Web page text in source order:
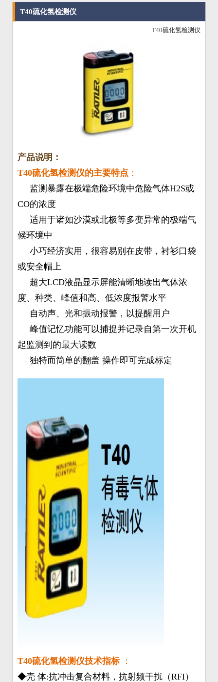
T40硫化氢检测仪
T40硫化氢检测仪
产品说明：
T40硫化氢检测仪的主要特点 ：
监测暴露在极端危险环境中危险气体H2S或
CO的浓度
适用于诸如沙漠或北极等多变异常的极端气
候环境中
小巧经济实用，很容易别在皮带，衬衫口袋
或安全帽上
超大LCD液晶显示屏能清晰地读出气体浓
度、种类、峰值和高、低浓度报警水平
自动声、光和振动报警，以提醒用户
峰值记忆功能可以捕捉并记录自第一次开机
起监测到的最大读数
独特而简单的翻盖 操作即可完成标定
T40硫化氢检测仪技术指标：
◆壳 体:抗冲击复合材料，抗射频干扰（RFI）